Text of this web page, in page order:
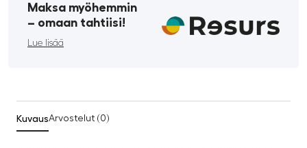
Maksa myöhemmin
­– omaan tahtiisi!
Lue lisää
KuvausArvostelut (0)